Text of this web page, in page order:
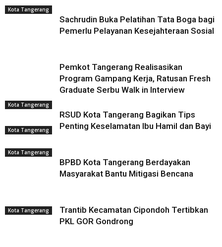
Kota Tangerang
Sachrudin Buka Pelatihan Tata Boga bagi
Pemerlu Pelayanan Kesejahteraan Sosial
Kota Tangerang
Pemkot Tangerang Realisasikan
Program Gampang Kerja, Ratusan Fresh
Graduate Serbu Walk in Interview
Kota Tangerang
RSUD Kota Tangerang Bagikan Tips
Penting Keselamatan Ibu Hamil dan Bayi
Kota Tangerang
BPBD Kota Tangerang Berdayakan
Masyarakat Bantu Mitigasi Bencana
Kota Tangerang
Trantib Kecamatan Cipondoh Tertibkan
PKL GOR Gondrong